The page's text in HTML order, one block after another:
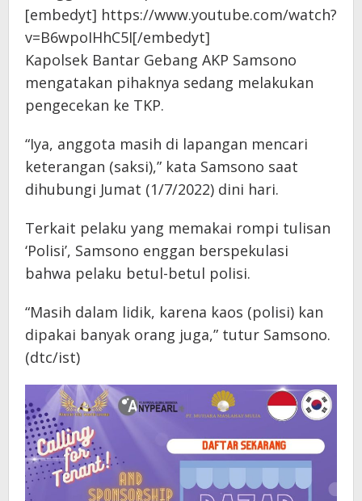
[embedyt] https://www.youtube.com/watch?
v=B6wpoIHhC5I[/embedyt]
Kapolsek Bantar Gebang AKP Samsono
mengatakan pihaknya sedang melakukan
pengecekan ke TKP.
“Iya, anggota masih di lapangan mencari
keterangan (saksi),” kata Samsono saat
dihubungi Jumat (1/7/2022) dini hari.
Terkait pelaku yang memakai rompi tulisan
‘Polisi’, Samsono enggan berspekulasi
bahwa pelaku betul-betul polisi.
“Masih dalam lidik, karena kaos (polisi) kan
dipakai banyak orang juga,” tutur Samsono.
(dtc/ist)